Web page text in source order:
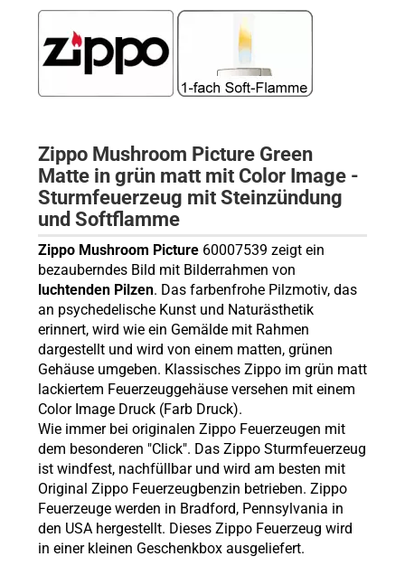
Zippo Mushroom Picture Green
Matte in grün matt mit Color Image -
Sturmfeuerzeug mit Steinzündung
und Softflamme
Zippo Mushroom Picture60007539 zeigt ein
bezauberndes Bild mit Bilderrahmen von
luchtenden Pilzen. Das farbenfrohe Pilzmotiv, das
an psychedelische Kunst und Naturästhetik
erinnert, wird wie ein Gemälde mit Rahmen
dargestellt und wird von einem matten, grünen
Gehäuse umgeben. Klassisches Zippo im grün matt
lackiertem Feuerzeuggehäuse versehen mit einem
Color Image Druck (Farb Druck).
Wie immer bei originalen Zippo Feuerzeugen mit
dem besonderen "Click". Das Zippo Sturmfeuerzeug
ist windfest, nachfüllbar und wird am besten mit
Original Zippo Feuerzeugbenzin betrieben. Zippo
Feuerzeuge werden in Bradford, Pennsylvania in
den USA hergestellt. Dieses Zippo Feuerzeug wird
in einer kleinen Geschenkbox ausgeliefert.